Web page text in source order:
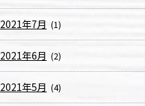
2021年7月 (1)
2021年6月 (2)
2021年5月 (4)